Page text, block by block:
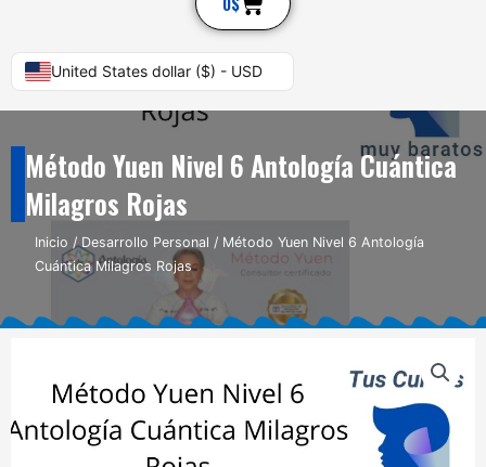
United States dollar ($) - USD
Método Yuen Nivel 6 Antología Cuántica
Milagros Rojas
Inicio / Desarrollo Personal / Método Yuen Nivel 6 Antología
Cuántica Milagros Rojas